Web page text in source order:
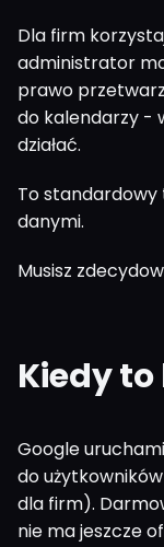
Dla firm
administrator
prawo
do kalendarzy -
działać.
To
danymi.
Musisz
Kiedy
Google
do
dla firm).
nie ma jeszcze